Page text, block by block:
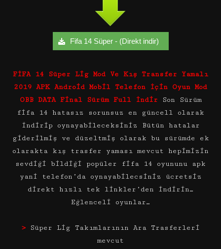
Fifa 14 Süper - (Direkt indir)
FİFA 14 Süper Lig Mod Ve Kış Transfer Yamalı
2019 APK Android Mobil Telefon İçin Oyun Mod
OBB DATA Final Sürüm Full İndir
Son Sürüm
fifa 14 hatasız sorunsuz en güncell olarak
indirip oynayabileceksiniz Bütün hatalar
giderilmiş ve düzeltmiş olarak bu sürümde ek
olarakta kış trasfer yaması mevcut hepimizin
sevdiği bildiği popüler fifa 14 oyununu apk
yani telefon’da oynayabilecsiniz ücretsiz
direkt hızlı tek linkler’den indirin…
Eğlenceli oyunlar…
> Süper Lig Takımlarının Ara Trasferleri
mevcut